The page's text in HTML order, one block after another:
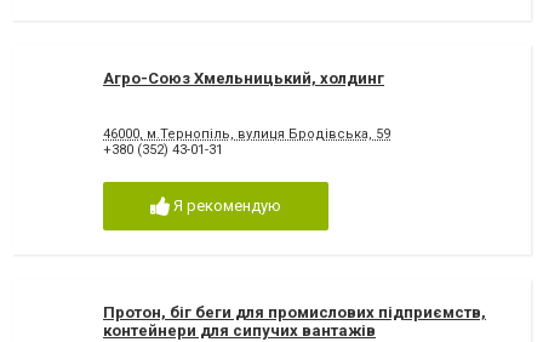
Агро-Союз Хмельницький, холдинг
46000, м.Тернопіль, вулиця Бродівська, 59
+380 (352) 43-01-31
Я рекомендую
Протон, біг беги для промислових підприємств,
контейнери для сипучих вантажів